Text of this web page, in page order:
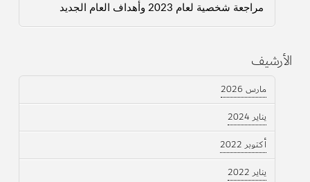
مراجعة شخصية لعام 2023 وأهداف العام الجديد
الأرشيف
مارس 2026
يناير 2024
أكتوبر 2022
يناير 2022